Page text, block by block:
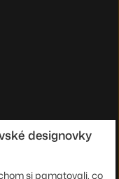
designovky
si pamatovali, co